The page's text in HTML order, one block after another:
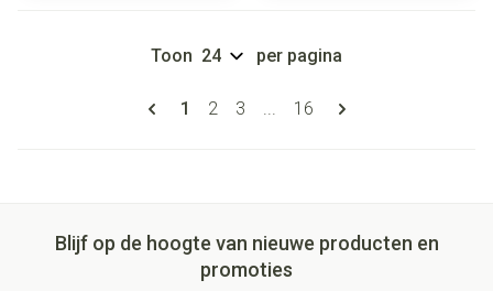
Pagina's
U lees momenteel pagina
1 Pagina
2 Pagina
3 ... Pagina
16
Toon per pagina
Blijf op de hoogte van nieuwe producten en
promoties